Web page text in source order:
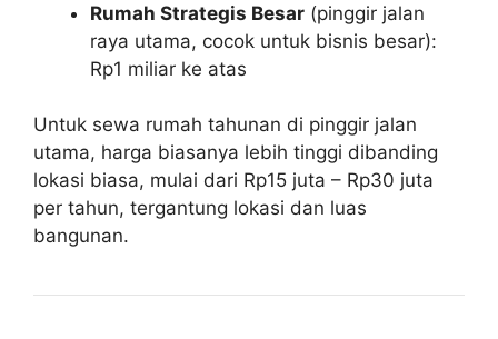
Rumah Strategis Besar (pinggir jalan
raya utama, cocok untuk bisnis besar):
Rp1 miliar ke atas
Untuk sewa rumah tahunan di pinggir jalan
utama, harga biasanya lebih tinggi dibanding
lokasi biasa, mulai dari Rp15 juta – Rp30 juta
per tahun, tergantung lokasi dan luas
bangunan.